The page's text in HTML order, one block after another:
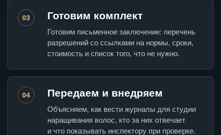
03 Готовим комплект
Готовим письменное заключение: перечень
разрешений со ссылками на нормы, сроки,
стоимость и список того, что не нужно.
04 Передаем и внедряем
Объясняем, как вести журналы для студии
наращивания волос, кто за них отвечает
и что показывать инспектору при проверке.